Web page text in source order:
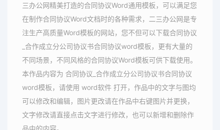
三办公网精美打造的合同协议Word通用模板，可以满足您
在制作合同协议Word文档时的各种需求，二三办公网是专
注生产高质量Word模板的网站，您不但可以下载合同协议
_合作成立分公司协议书合同协议word模板，更有大量的
不同场景，不同风格的合同协议Word模板可供下载使用。
本作品内容为 合同协议_合作成立分公司协议书合同协议
word模板，请使用 word软件 打开，作品中的文字与图均
可以修改和编辑，图片更改请在作品中右键图片并更换，
文字修改请直接点击文字进行修改，也可以新增和删除作
品中的内容。